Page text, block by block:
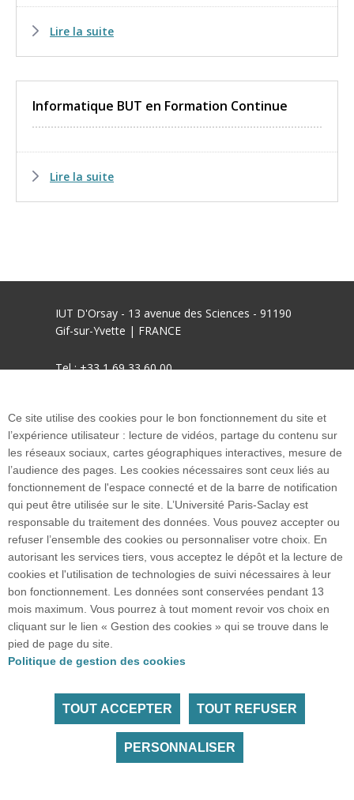
Lire la suite
Informatique BUT en Formation Continue
Lire la suite
IUT D'Orsay - 13 avenue des Sciences - 91190
Gif-sur-Yvette | FRANCE
Tel : +33 1 69 33 60 00
saclay.fr
Accès : RER B Le Guichet
Plan google maps
Plan du site
Accueil des publics internationaux
Tous droits réservés Université Paris-Saclay
Accessibilité :partiellement conforme
Ce site utilise des cookies pour le bon fonctionnement du site et
l’expérience utilisateur : lecture de vidéos, partage du contenu sur
les réseaux sociaux, cartes géographiques interactives, mesure de
l’audience des pages. Les cookies nécessaires sont ceux liés au
fonctionnement de l'espace connecté et de la barre de notification
qui peut être utilisée sur le site. L’Université Paris-Saclay est
responsable du traitement des données. Vous pouvez accepter ou
refuser l’ensemble des cookies ou personnaliser votre choix. En
autorisant les services tiers, vous acceptez le dépôt et la lecture de
cookies et l'utilisation de technologies de suivi nécessaires à leur
bon fonctionnement. Les données sont conservées pendant 13
mois maximum. Vous pourrez à tout moment revoir vos choix en
cliquant sur le lien « Gestion des cookies » qui se trouve dans le
pied de page du site.
Politique de gestion des cookies
TOUT ACCEPTER TOUT REFUSER
PERSONNALISER